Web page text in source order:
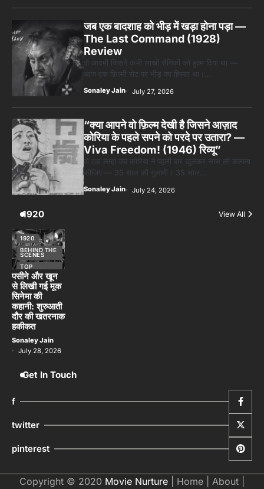
जब एक बादशाह को भीड़ में खड़ा होना पड़ा —
The Last Command (1928)
Review
वो आदमी जिसने कभी लाखों सैनिकों को हुक्म दिया था —
आज एक फ़िल्मी सेट पर भीड़ का हिस्सा था।…
Sonaley Jain July 27, 2026
“क्या आपने वो फ़िल्म देखी है जिसने आज़ाद
कोरिया के पहले सपने को परदे पर उतारा? —
Viva Freedom! (1946) रिव्यू”
वो एक लम्हा जब कोरिया ने पहली बार खुलकर सांस ली कल्पना
कीजिए — 35 साल की गुलामी। 35 साल…
Sonaley Jain July 24, 2026
1920 View All
1920
BEHIND THE
SCENES
TOP
STORIES
पसीने और खून
से लिखी गई मूक
सिनेमा की
कहानी: शुरुआती
दौर की खतरनाक
हकीकत
Sonaley Jain
July 28, 2026
Get In Touch
f
twitter
pinterest
Copyright © 2020 Movie Nurture Home About